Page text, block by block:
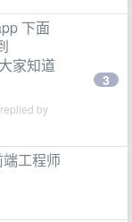
下面
家知道
by
3
工程师